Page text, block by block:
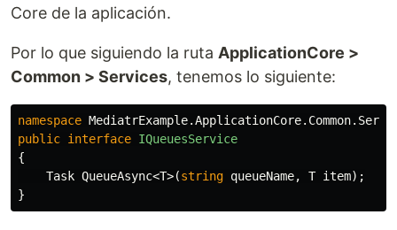
Core de la aplicación.
Por lo que siguiendo la ruta ApplicationCore >
Common > Services, tenemos lo siguiente:
namespace
public interface IQueuesService
{
Task QueueAsync<T>(string queueName, T item);
}